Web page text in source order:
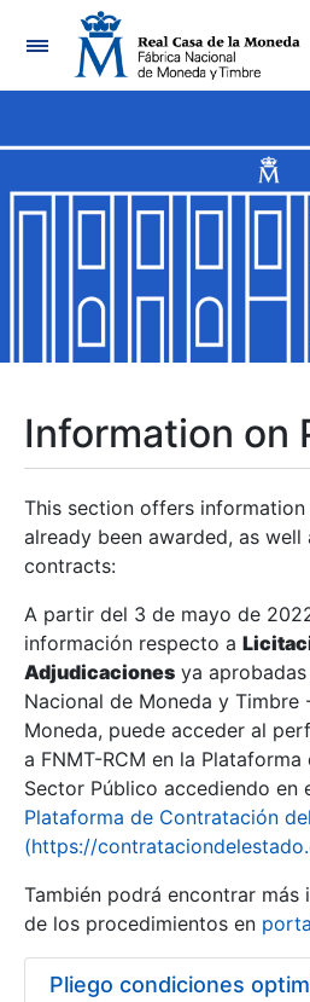
Navigation
Show/Hide
Show/Hide
Show/Hide
Show/Hide
Show/Hide
Information on
This section offers
already been awarded, as well
contracts:
A partir del 3 de mayo de
información respecto a
Adjudicaciones ya
Nacional de Moneda y Timbre
Moneda, puede acceder al
a FNMT-RCM en la
Sector Público accediendo en
Plataforma de Contratación
(https://
También podrá encontrar más
de los procedimientos en